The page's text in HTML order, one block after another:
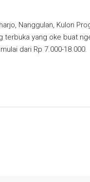
Nanggulan, Kulon
terbuka yang oke buat
dari Rp 7.000-18.000.